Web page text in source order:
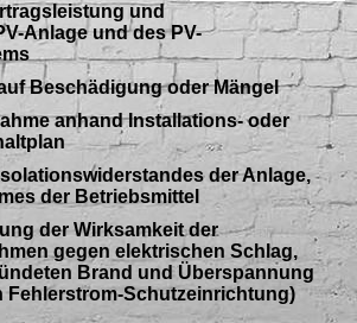
und
Anlage und des PV-
Beschädigung oder Mängel
anhand Installations- oder
der Anlage,
der Betriebsmittel
der Wirksamkeit der
gegen elektrischen Schlag,
Brand und Überspannung
Fehlerstrom-Schutzeinrichtung)